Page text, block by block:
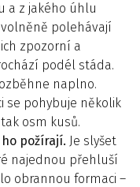
a z jakého úhlu
polehávají
zpozorní a
podél stáda.
naplno.
se pohybuje několik
osm kusů.
požírají. Je slyšet
najednou přehluší
obrannou formaci –